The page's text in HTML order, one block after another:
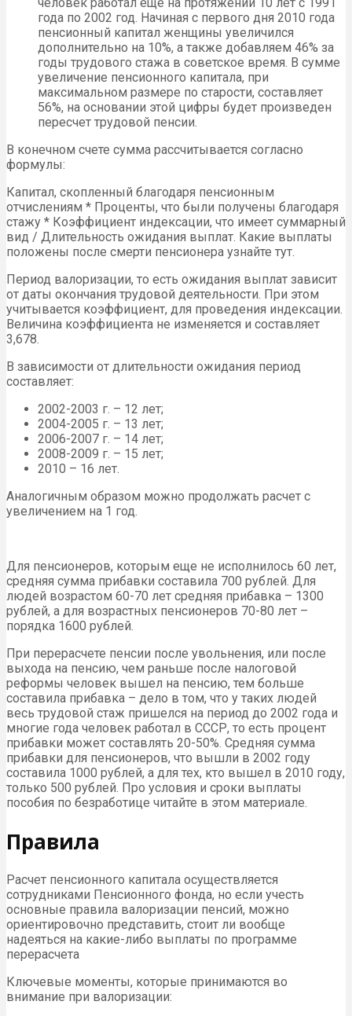
года по 2002 год. Начиная с первого дня 2010 года
пенсионный капитал женщины увеличился
дополнительно на 10%, а также добавляем 46% за
годы трудового стажа в советское время. В сумме
увеличение пенсионного капитала, при
максимальном размере по старости, составляет
56%, на основании этой цифры будет произведен
пересчет трудовой пенсии.
В конечном счете сумма рассчитывается согласно
формулы:
Капитал, скопленный благодаря пенсионным
отчислениям * Проценты, что были получены благодаря
стажу * Коэффициент индексации, что имеет суммарный
вид / Длительность ожидания выплат. Какие выплаты
положены после смерти пенсионера узнайте тут.
Период валоризации, то есть ожидания выплат зависит
от даты окончания трудовой деятельности. При этом
учитывается коэффициент, для проведения индексации.
Величина коэффициента не изменяется и составляет
3,678.
В зависимости от длительности ожидания период
составляет:
2002-2003 г. – 12 лет;
2004-2005 г. – 13 лет;
2006-2007 г. – 14 лет;
2008-2009 г. – 15 лет;
2010 – 16 лет.
Аналогичным образом можно продолжать расчет с
увеличением на 1 год.
Для пенсионеров, которым еще не исполнилось 60 лет,
средняя сумма прибавки составила 700 рублей. Для
людей возрастом 60-70 лет средняя прибавка – 1300
рублей, а для возрастных пенсионеров 70-80 лет –
порядка 1600 рублей.
При перерасчете пенсии после увольнения, или после
выхода на пенсию, чем раньше после налоговой
реформы человек вышел на пенсию, тем больше
составила прибавка – дело в том, что у таких людей
весь трудовой стаж пришелся на период до 2002 года и
многие года человек работал в СССР, то есть процент
прибавки может составлять 20-50%. Средняя сумма
прибавки для пенсионеров, что вышли в 2002 году
составила 1000 рублей, а для тех, кто вышел в 2010 году,
только 500 рублей. Про условия и сроки выплаты
пособия по безработице читайте в этом материале.
Правила
Расчет пенсионного капитала осуществляется
сотрудниками Пенсионного фонда, но если учесть
основные правила валоризации пенсий, можно
ориентировочно представить, стоит ли вообще
надеяться на какие-либо выплаты по программе
перерасчета
Ключевые моменты, которые принимаются во
внимание при валоризации: